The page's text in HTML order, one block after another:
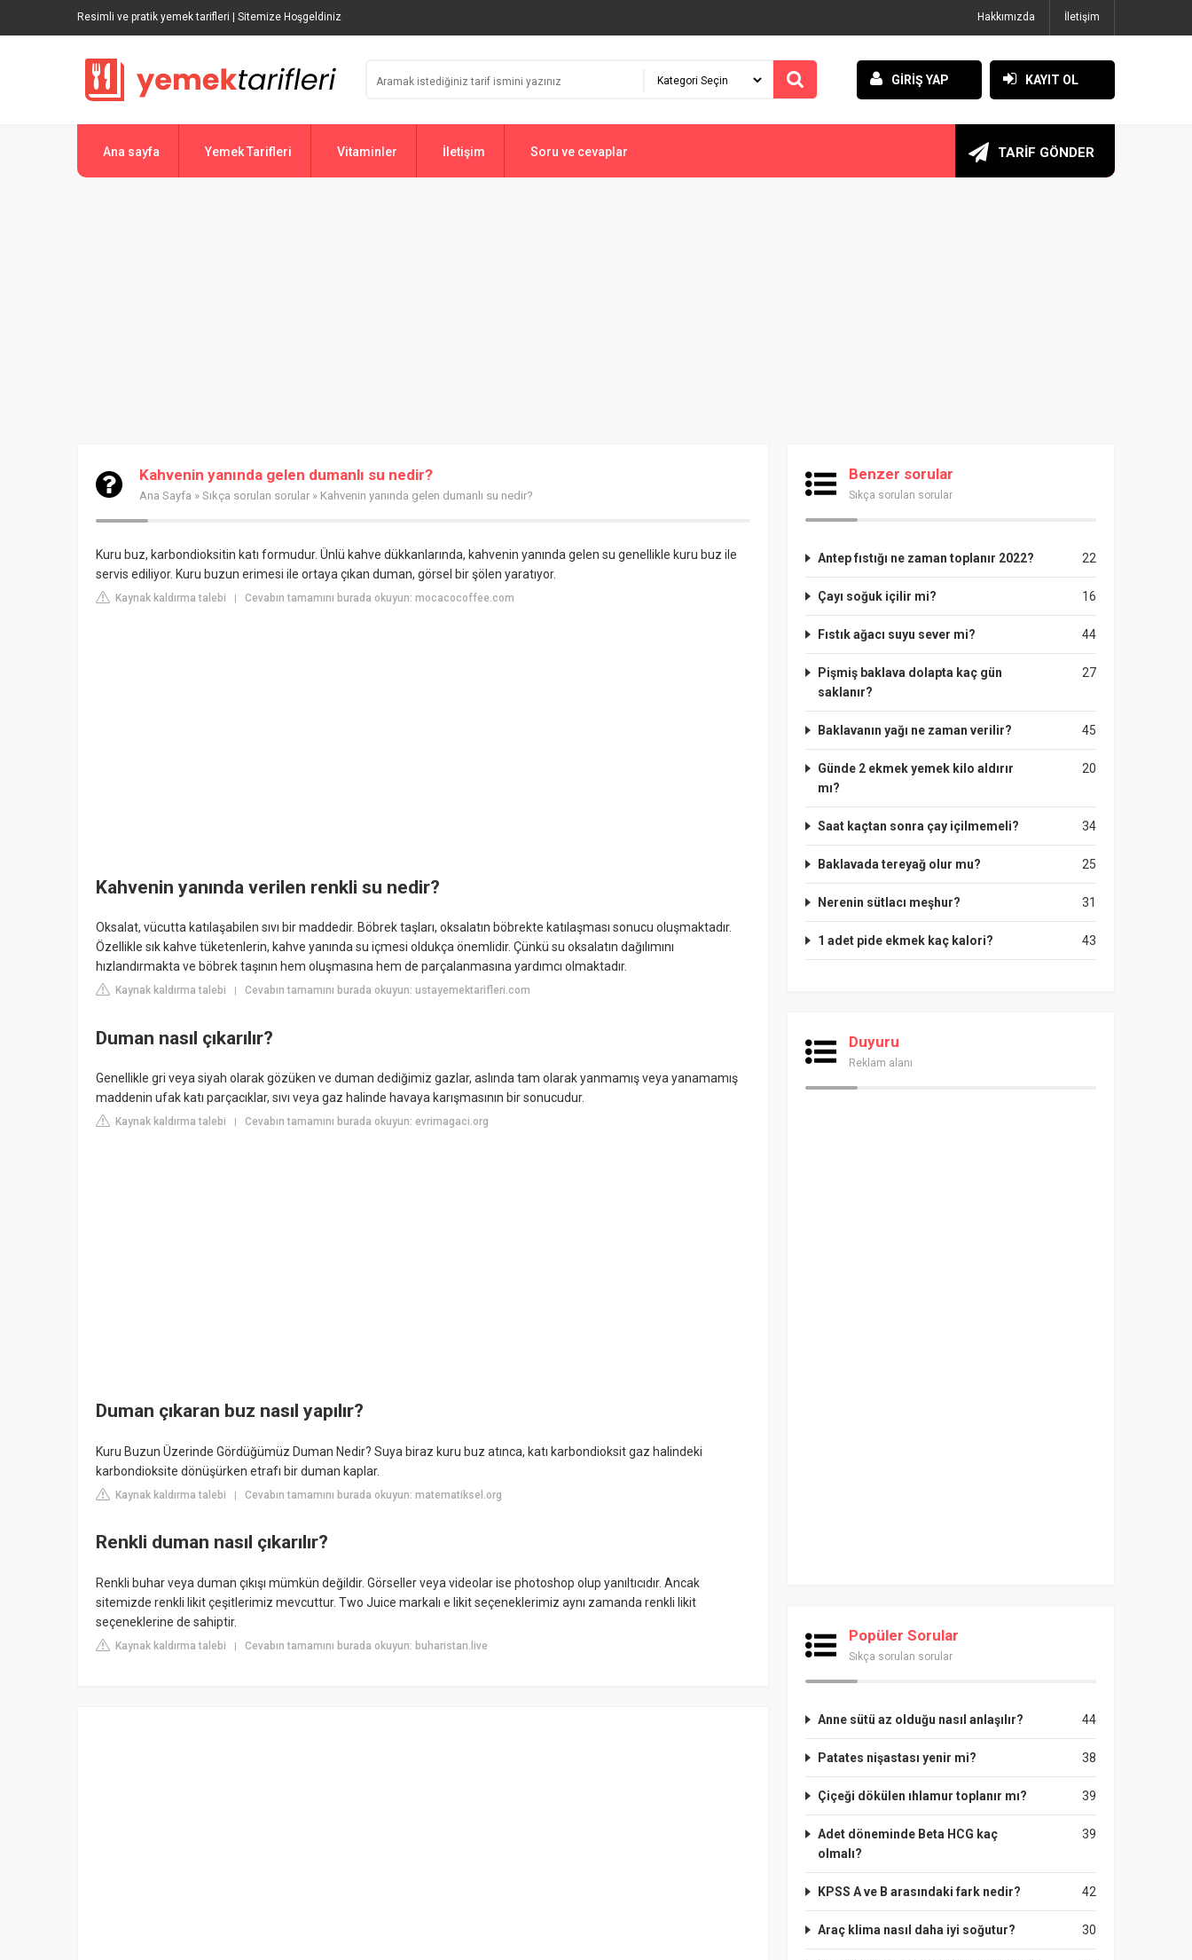
Resimli ve pratik yemek tarifleri | Sitemize Hoşgeldiniz Hakkımızda İletişim
GİRİŞ YAP KAYIT OL
Ana sayfa Yemek Tarifleri Vitaminler İletişim Soru ve cevaplar TARİF GÖNDER
Kahvenin yanında gelen dumanlı su nedir?
Ana Sayfa » Sıkça sorulan sorular » Kahvenin yanında gelen dumanlı su nedir?
Kuru buz, karbondioksitin katı formudur. Ünlü kahve dükkanlarında, kahvenin yanında gelen su genellikle kuru buz ile
servis ediliyor. Kuru buzun erimesi ile ortaya çıkan duman, görsel bir şölen yaratıyor.
Kaynak kaldırma talebi | Cevabın tamamını burada okuyun: mocacocoffee.com
Kahvenin yanında verilen renkli su nedir?
Oksalat, vücutta katılaşabilen sıvı bir maddedir. Böbrek taşları, oksalatın böbrekte katılaşması sonucu oluşmaktadır.
Özellikle sık kahve tüketenlerin, kahve yanında su içmesi oldukça önemlidir. Çünkü su oksalatın dağılımını
hızlandırmakta ve böbrek taşının hem oluşmasına hem de parçalanmasına yardımcı olmaktadır.
Kaynak kaldırma talebi Cevabın tamamını burada okuyun: ustayemektarifleri.com
Duman nasıl çıkarılır?
Genellikle gri veya siyah olarak gözüken ve duman dediğimiz gazlar, aslında tam olarak yanmamış veya yanamamış
maddenin ufak katı parçacıklar, sıvı veya gaz halinde havaya karışmasının bir sonucudur.
Kaynak kaldırma talebi Cevabın tamamını burada okuyun: evrimagaci.org
Duman çıkaran buz nasıl yapılır?
Kuru Buzun Üzerinde Gördüğümüz Duman Nedir? Suya biraz kuru buz atınca, katı karbondioksit gaz halindeki
karbondioksite dönüşürken etrafı bir duman kaplar.
Kaynak kaldırma talebi | Cevabın tamamını burada okuyun: matematiksel.org
Renkli duman nasıl çıkarılır?
Renkli buhar veya duman çıkışı mümkün değildir. Görseller veya videolar ise photoshop olup yanıltıcıdır. Ancak
sitemizde renkli likit çeşitlerimiz mevcuttur. Two Juice markalı e likit seçeneklerimiz aynı zamanda renkli likit
seçeneklerine de sahiptir.
Kaynak kaldırma talebi | Cevabın tamamını burada okuyun: buharistan.live
Benzer sorular
Sıkça sorulan sorular
22
Antep fıstığı ne zaman toplanır 2022?
16
Çayı soğuk içilir mi?
44
Fıstık ağacı suyu sever mi?
27
Pişmiş baklava dolapta kaç gün
saklanır?
45
Baklavanın yağı ne zaman verilir?
20
Günde 2 ekmek yemek kilo aldırır
mı?
34
Saat kaçtan sonra çay içilmemeli?
25
Baklavada tereyağ olur mu?
31
Nerenin sütlacı meşhur?
43
1 adet pide ekmek kaç kalori?
Duyuru
Reklam alanı
Popüler Sorular
Sıkça sorulan sorular
44
Anne sütü az olduğu nasıl anlaşılır?
38
Patates nişastası yenir mi?
39
Çiçeği dökülen ıhlamur toplanır mı?
39
Adet döneminde Beta HCG kaç
olmalı?
42
KPSS A ve B arasındaki fark nedir?
30
Araç klima nasıl daha iyi soğutur?